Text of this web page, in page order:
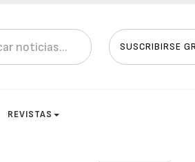
SUSCRIBIRSE
REVISTAS